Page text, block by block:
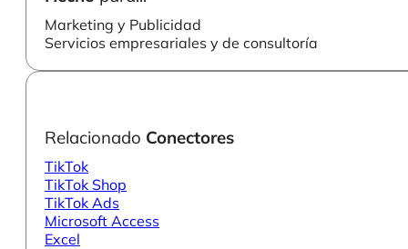
Marketing y Publicidad
Servicios empresariales y de consultoría
Relacionado Conectores
TikTok
TikTok Shop
TikTok Ads
Microsoft Access
Excel